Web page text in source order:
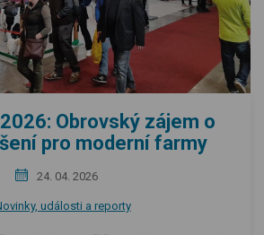
Obrovský zájem o
pro moderní farmy
24. 04. 2026
události a reporty